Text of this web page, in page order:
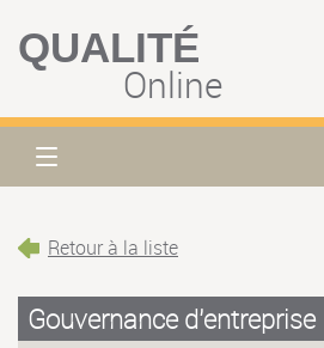
QUALITÉ
Online
Retour à la liste
Gouvernance d’entreprise